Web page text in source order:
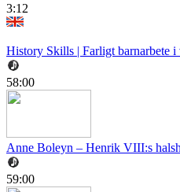
3:12
History Skills | Farligt barnarbete
58:00
Anne Boleyn – Henrik VIII:s
59:00